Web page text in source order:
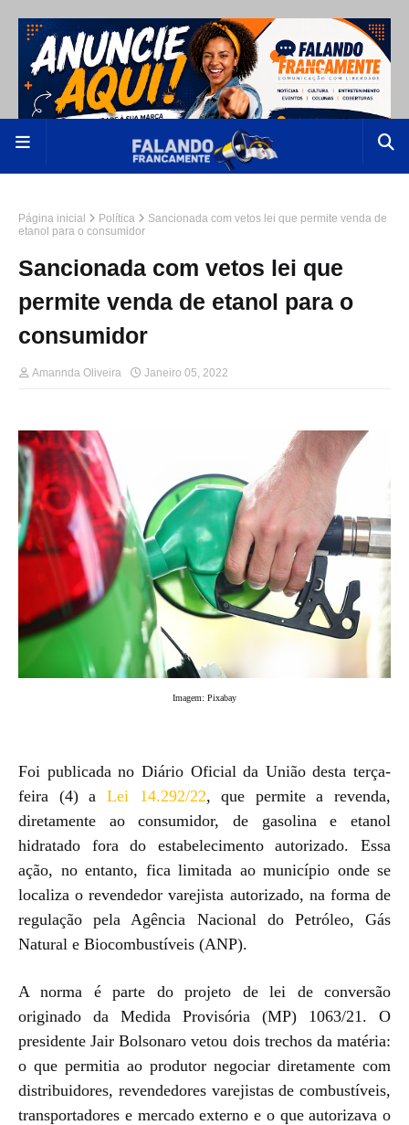
Página inicial Política
Sancionada com vetos lei que permite venda de
etanol para o consumidor
Sancionada com vetos lei que
permite venda de etanol para o
consumidor
Amannda Oliveira Janeiro 05, 2022
Imagem: Pixabay
Foi publicada no Diário Oficial da União desta terça-
feira (4) a Lei 14.292/22, que permite a revenda,
diretamente ao consumidor, de gasolina e etanol
hidratado fora do estabelecimento autorizado. Essa
ação, no entanto, fica limitada ao município onde se
localiza o revendedor varejista autorizado, na forma de
regulação pela Agência Nacional do Petróleo, Gás
Natural e Biocombustíveis (ANP).
A norma é parte do projeto de lei de conversão
originado da Medida Provisória (MP) 1063/21. O
presidente Jair Bolsonaro vetou dois trechos da matéria:
o que permitia ao produtor negociar diretamente com
distribuidores, revendedores varejistas de combustíveis,
transportadores e mercado externo e o que autorizava o